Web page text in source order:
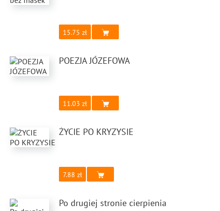
15.75
POEZJA JÓZEFOWA
11.03
ŻYCIE PO KRYZYSIE
7.88
Po drugiej stronie cierpienia